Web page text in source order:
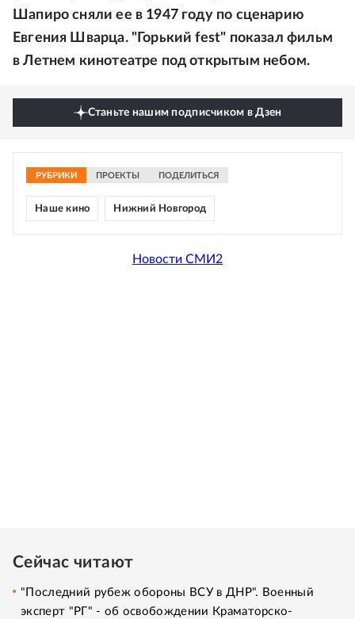
Шапиро сняли ее в 1947 году по сценарию
Евгения Шварца. "Горький fest" показал фильм
в Летнем кинотеатре под открытым небом.
Станьте нашим подписчиком в Дзен
РУБРИКИ ПРОЕКТЫ ПОДЕЛИТЬСЯ
Наше кино Нижний Новгород
Новости СМИ2
Сейчас читают
"Последний рубеж обороны ВСУ в ДНР". Военный
эксперт "РГ" - об освобождении Краматорско-